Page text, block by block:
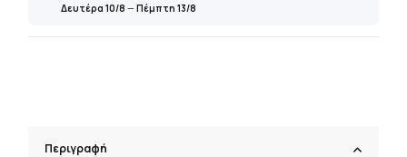
Δευτέρα 10/8 —Πέμπτη 13/8
Περιγραφή